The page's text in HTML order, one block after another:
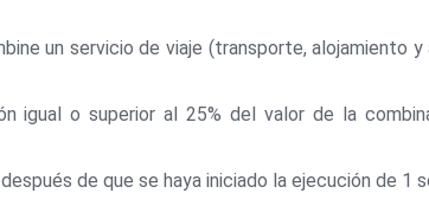
un servicio de viaje (transporte, alojamiento
igual o superior al 25% del valor de la
de que se haya iniciado la ejecución de 1